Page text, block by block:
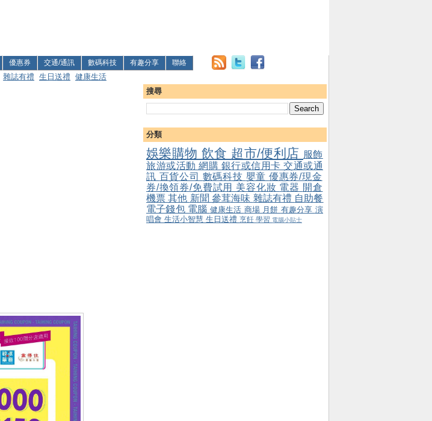
優惠券 交通/通訊 數碼科技 有趣分享 聯絡
雜誌有禮 生日送禮 健康生活
搜尋
分類
娛樂購物 飲食 超市/便利店 服飾
旅游或活動 網購 銀行或信用卡 交通或通
訊 百貨公司 數碼科技 嬰童 優惠券/現金
券/換領券/免費試用 美容化妝 電器 開倉
機票其他 新聞參茸海味 雜誌有禮 自助餐
電子錢包 電腦 健康生活 商場 月餅 有趣分享 演
唱會 生活小智慧 生日送禮 烹飪 學習 電腦小貼士